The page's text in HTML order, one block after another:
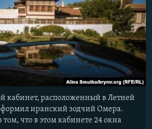
кабинет, расположенный в Летней
иранский зодчий Омера.
том, что в этом кабинете 24 окна